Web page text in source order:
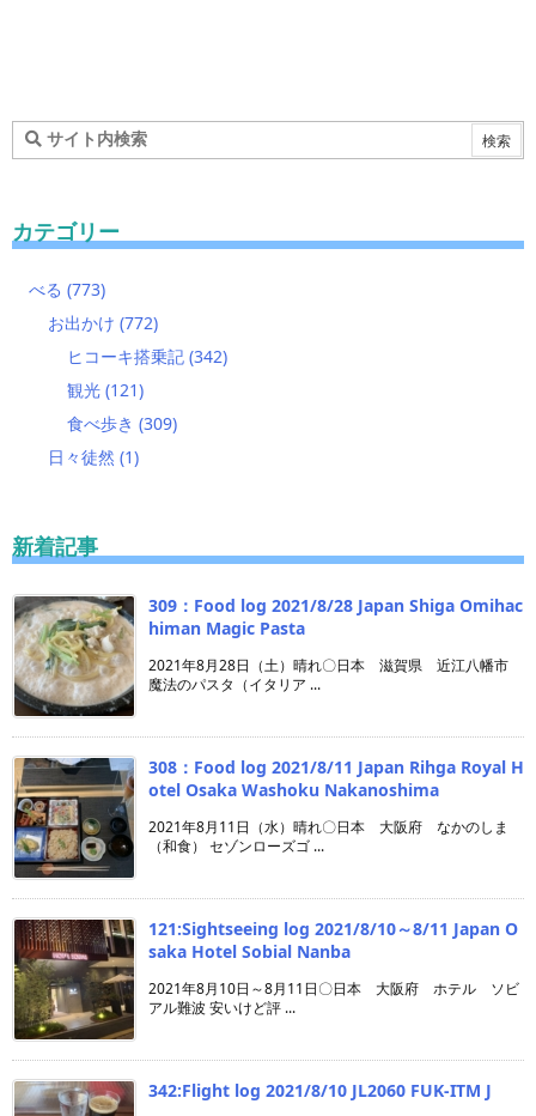
カテゴリー
べる (773)
お出かけ (772)
ヒコーキ搭乗記 (342)
観光 (121)
食べ歩き (309)
日々徒然 (1)
新着記事
309：Food log 2021/8/28 Japan Shiga Omihac
himan Magic Pasta
2021年8月28日（土）晴れ〇日本 滋賀県 近江八幡市
魔法のパスタ（イタリア ...
308：Food log 2021/8/11 Japan Rihga Royal H
otel Osaka Washoku Nakanoshima
2021年8月11日（水）晴れ〇日本 大阪府 なかのしま
（和食） セゾンローズゴ ...
121:Sightseeing log 2021/8/10～8/11 Japan O
saka Hotel Sobial Nanba
2021年8月10日～8月11日〇日本 大阪府 ホテル ソビ
アル難波 安いけど評 ...
342:Flight log 2021/8/10 JL2060 FUK-ITM J